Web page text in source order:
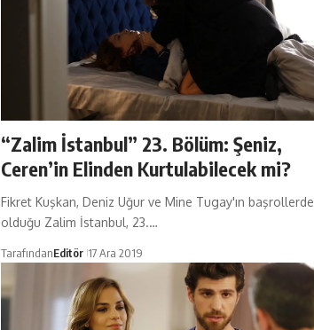
“Zalim İstanbul” 23. Bölüm: Şeniz,
Ceren’in Elinden Kurtulabilecek mi?
Fikret Kuşkan, Deniz Uğur ve Mine Tugay'ın başrollerde
olduğu Zalim İstanbul, 23.…
TarafındanEditör 17 Ara 2019